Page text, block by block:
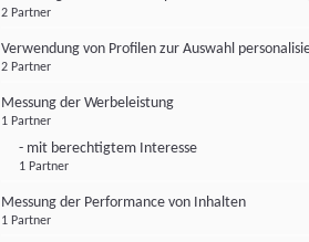
2 Partner
Verwendung von Profilen zur Auswahl
2 Partner
Messung der Werbeleistung
1 Partner
- mit berechtigtem Interesse
1 Partner
Messung der Performance von Inhalten
1 Partner